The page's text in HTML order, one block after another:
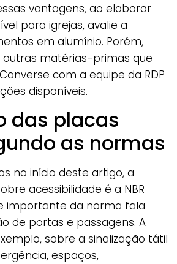
vantagens, ao elaborar
para igrejas, avalie a
em alumínio. Porém,
matérias-primas que
com a equipe da RDP
disponíveis.
das placas
as normas
no início deste artigo, a
acessibilidade é a NBR
importante da norma fala
de portas e passagens. A
sobre a sinalização tátil
espaços,